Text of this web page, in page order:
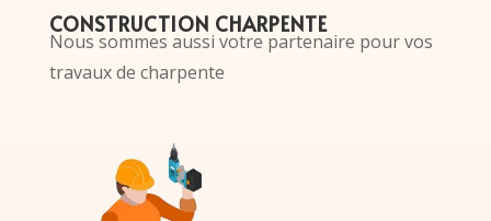
CONSTRUCTION CHARPENTE
Nous sommes aussi votre partenaire pour vos
travaux de charpente